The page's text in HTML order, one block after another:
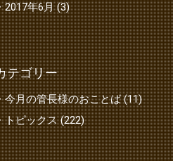
2017年6月(3)
テゴリー
今月の管長様のおことば (11)
トピックス (222)